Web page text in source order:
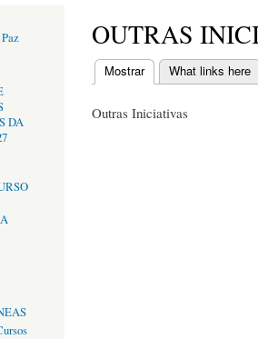
DA
OUTRAS
Separadores
Mostrar(separador ativo)
What links here
Outras Iniciativas